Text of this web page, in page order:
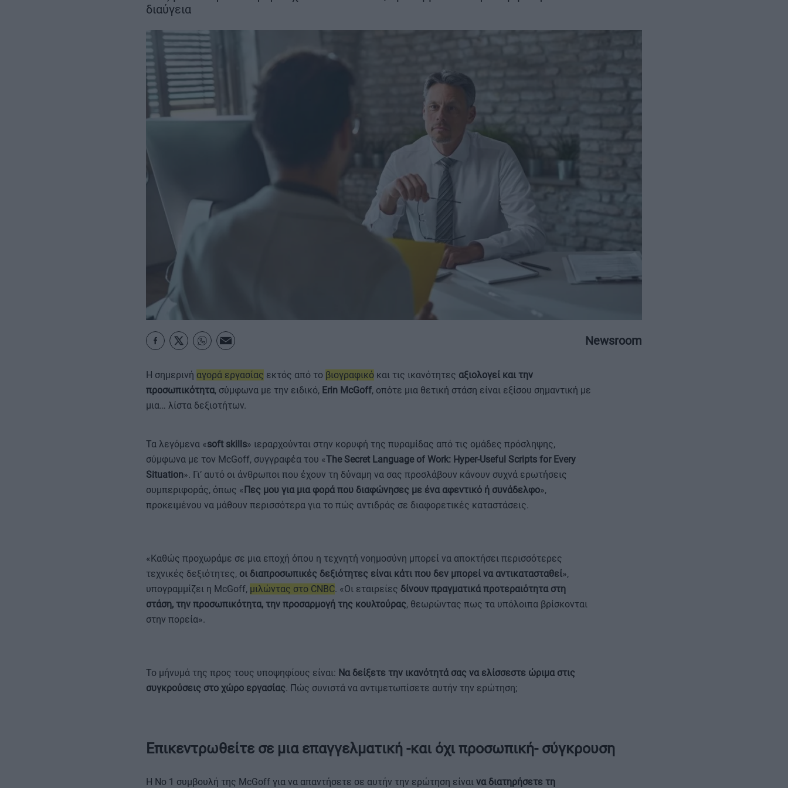
μήνες νωρίτερα
2028
ΜΕΤΑΦΟΡΕΣ - ΗΛΕΚΤΡΟΚΙΝΗΣΗ
ΨΗΦΙΑΚΟΣ ΚΟΣΜΟΣ
ΟΙΚΟΝΟΜΙΑ - ΕΠΙΧΕΙΡΗΣΕΙΣ
ΚΑΡΑΜΠΟΛΕΣ
ΟΡΟΙ ΧΡΗΣΗΣ
διαύγεια
Newsroom
Η σημερινή αγορά εργασίας εκτός από το βιογραφικόκαι τις ικανότητες αξιολογεί και την
προσωπικότητα, σύμφωνα με την ειδικό, Erin McGoff, οπότε μια θετική στάση είναι εξίσου σημαντική με
μια… λίστα δεξιοτήτων.
Τα λεγόμενα «soft skills» ιεραρχούνται στην κορυφή της πυραμίδας από τις ομάδες πρόσληψης,
σύμφωνα με τον McGoff, συγγραφέα του «The Secret Language of Work: Hyper-Useful Scripts for Every
Situation». Γι’ αυτό οι άνθρωποι που έχουν τη δύναμη να σας προσλάβουν κάνουν συχνά ερωτήσεις
συμπεριφοράς, όπως « Πες μου για μια φορά που διαφώνησες με ένα αφεντικό ή συνάδελφο»,
προκειμένου να μάθουν περισσότερα για το πώς αντιδράς σε διαφορετικές καταστάσεις.
«Καθώς προχωράμε σε μια εποχή όπου η τεχνητή νοημοσύνη μπορεί να αποκτήσει περισσότερες
τεχνικές δεξιότητες, οι διαπροσωπικές δεξιότητες είναι κάτι που δεν μπορεί να αντικατασταθεί»,
υπογραμμίζει η McGoff, μιλώντας στο CNBC. «Οι εταιρείες δίνουν πραγματικά προτεραιότητα στη
στάση, την προσωπικότητα, την προσαρμογή της κουλτούρας, θεωρώντας πως τα υπόλοιπα βρίσκονται
στην πορεία».
Το μήνυμά της προς τους υποψηφίους είναι: Να δείξετε την ικανότητά σας να ελίσσεστε ώριμα στις
συγκρούσεις στο χώρο εργασίας. Πώς συνιστά να αντιμετωπίσετε αυτήν την ερώτηση;
Επικεντρωθείτε σε μια επαγγελματική -και όχι προσωπική- σύγκρουση
Η Νο 1 συμβουλή της McGoff για να απαντήσετε σε αυτήν την ερώτηση είναινα διατηρήσετε τη